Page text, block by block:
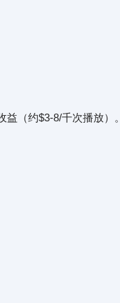
（约$3-8/千次播放）。